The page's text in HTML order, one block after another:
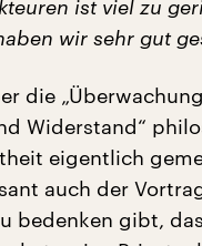
ist viel zu
wir sehr gut
die
Widerstand“
eigentlich
auch der
bedenken gibt,